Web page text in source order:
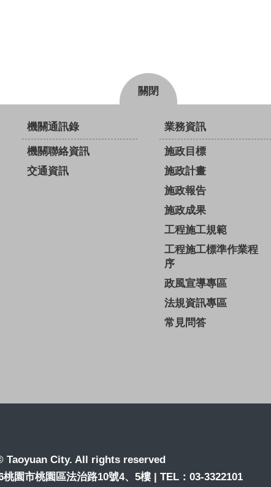
關閉
機關通訊錄
機關聯絡資訊
交通資訊
業務資訊
施政目標
施政計畫
施政報告
施政成果
工程施工規範
工程施工標準作業程
序
政風宣導專區
法規資訊專區
常見問答
Taoyuan City. All rights reserved
桃園市桃園區法治路10號4、5樓 | TEL：03-3322101